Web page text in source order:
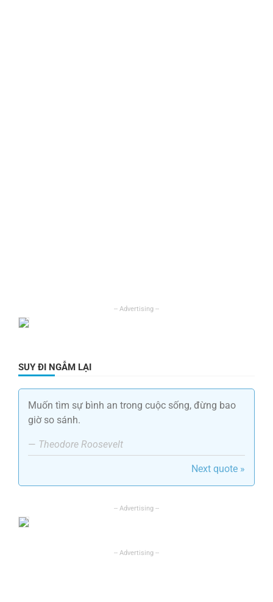
SUY ĐI NGẪM LẠI
Muốn tìm sự bình an trong cuộc sống, đừng bao
giờ so sánh.
— Theodore Roosevelt
Next quote »